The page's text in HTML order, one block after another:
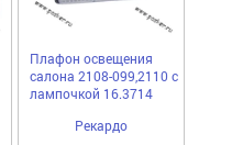
Плафон освещения
салона 2108-099,2110 с
лампочкой 16.3714
Рекардо